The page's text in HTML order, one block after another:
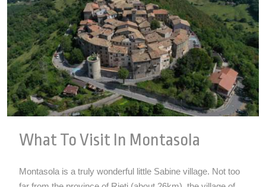
What To Visit In Montasola
Montasola is a truly wonderful little Sabine village. Not too